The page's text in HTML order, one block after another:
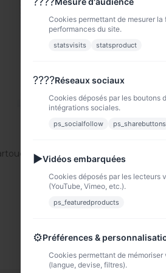
d'encre Magenta...
PFI031M
54,90 €
VOIR
Cookies permettant de mesurer
performances du site.
statsvisits statsproduct
????Réseaux sociaux
Cookies déposés par les boutons
intégrations sociales.
ps_socialfollow ps_sharebuttons
▶Vidéos embarquées
Cookies déposés par les lecteurs
(YouTube, Vimeo, etc.).
ps_featuredproducts
⚙Préférences &
Cookies permettant de mémoriser
(langue, devise, filtres).